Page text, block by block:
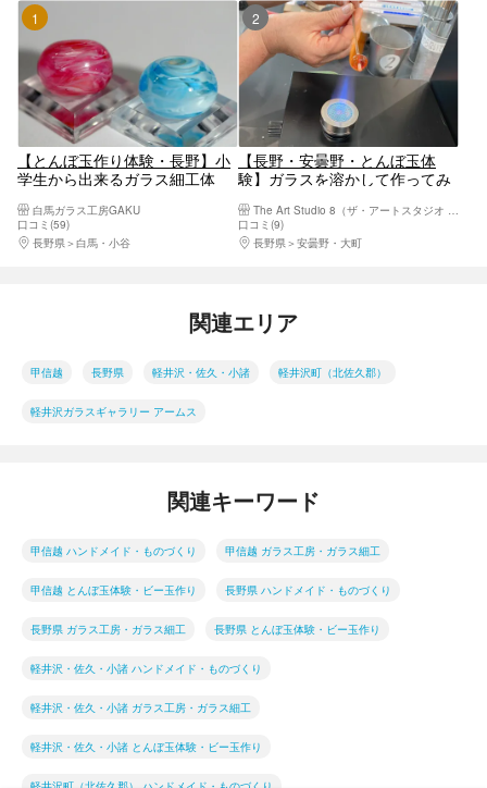
【とんぼ玉作り体験・長野】小
学生から出来るガラス細工体
で安心安全サポート！白馬駅よ
り車で5分
白馬ガラス工房GAKU
口コミ(59)
長野県
白馬・小谷
2位
【長野・安曇野・とんぼ玉体
験】ガラスを溶かして作ってみ
The Art Studio 8（ザ・アートスタジオ エイト）
口コミ(9)
長野県
安曇野・大町
関連エリア
甲信越 長野県 軽井沢・佐久・小諸 軽井沢町（北佐久郡）
軽井沢ガラスギャラリー アームス
関連キーワード
甲信越 ハンドメイド・ものづくり 甲信越 ガラス工房・ガラス細工
甲信越 とんぼ玉体験・ビー玉作り 長野県 ハンドメイド・ものづくり
長野県 ガラス工房・ガラス細工 長野県 とんぼ玉体験・ビー玉作り
軽井沢・佐久・小諸 ハンドメイド・ものづくり
軽井沢・佐久・小諸 ガラス工房・ガラス細工
軽井沢・佐久・小諸 とんぼ玉体験・ビー玉作り